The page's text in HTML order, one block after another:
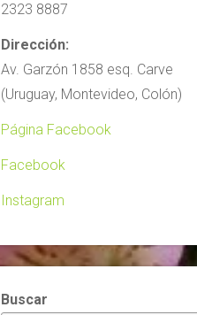
2323 8887
Dirección:
Av. Garzón 1858 esq. Carve
(Uruguay, Montevideo, Colón)
Página Facebook
Facebook
Instagram
Buscar